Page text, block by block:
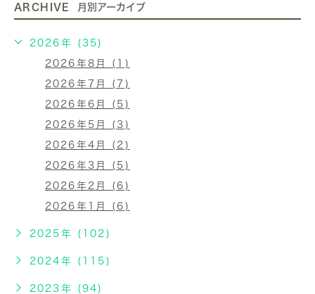
ARCHIVE 月別アーカイブ
2026年 (35)
2026年8月 (1)
2026年7月 (7)
2026年6月 (5)
2026年5月 (3)
2026年4月 (2)
2026年3月 (5)
2026年2月 (6)
2026年1月 (6)
2025年 (102)
2024年 (115)
2023年 (94)